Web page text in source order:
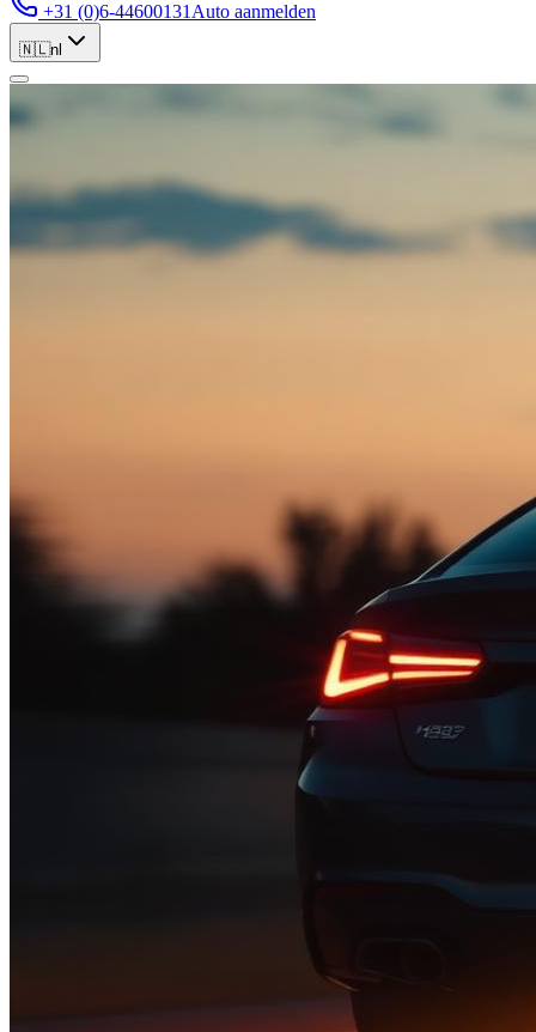
+31 (0)6-44600131 Auto aanmelden
🇳🇱nl